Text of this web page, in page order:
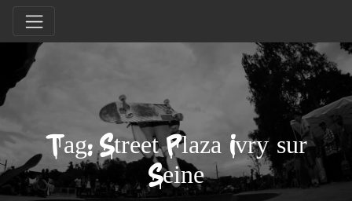
Tag: Street Plaza Ivry sur
Seine